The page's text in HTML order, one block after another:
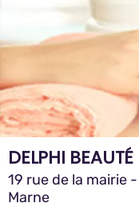
DELPHI BEAUTÉ
19 rue de la mairie
Marne